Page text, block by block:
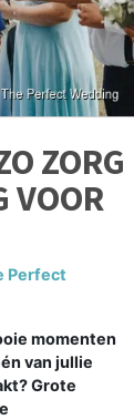
ZORG
VOOR
Perfect
momenten
van jullie
Grote